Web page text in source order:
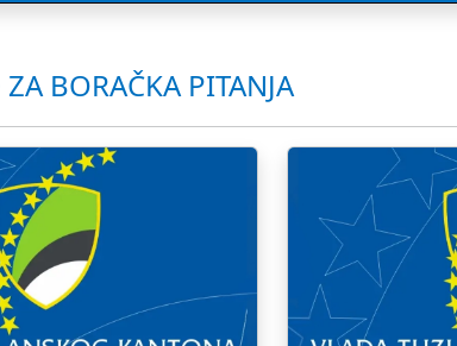
BORAČKA PITANJA